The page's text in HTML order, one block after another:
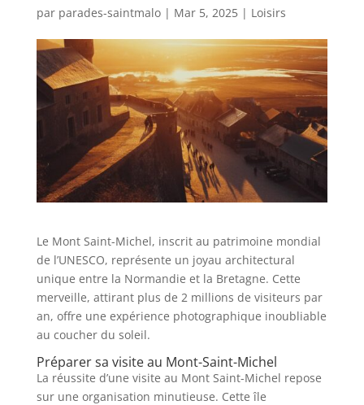
par parades-saintmalo| Mar 5, 2025| Loisirs
Le Mont Saint-Michel, inscrit au patrimoine mondial
de l’UNESCO, représente un joyau architectural
unique entre la Normandie et la Bretagne. Cette
merveille, attirant plus de 2 millions de visiteurs par
an, offre une expérience photographique inoubliable
au coucher du soleil.
Préparer sa visite au Mont-Saint-Michel
La réussite d’une visite au Mont Saint-Michel repose
sur une organisation minutieuse. Cette île